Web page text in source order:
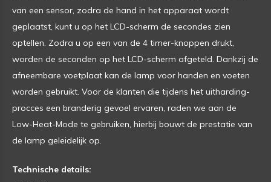
van een sensor, zodra de hand in het apparaat wordt
geplaatst, kunt u op het LCD-scherm de secondes zien
optellen. Zodra u op een van de 4 timer-knoppen drukt,
worden de seconden op het LCD-scherm afgeteld. Dankzij de
afneembare voetplaat kan de lamp voor handen en voeten
worden gebruikt. Voor de klanten die tijdens het uitharding-
procces een branderig gevoel ervaren, raden we aan de
Low-Heat-Mode te gebruiken, hierbij bouwt de prestatie van
de lamp geleidelijk op.
Technische details: